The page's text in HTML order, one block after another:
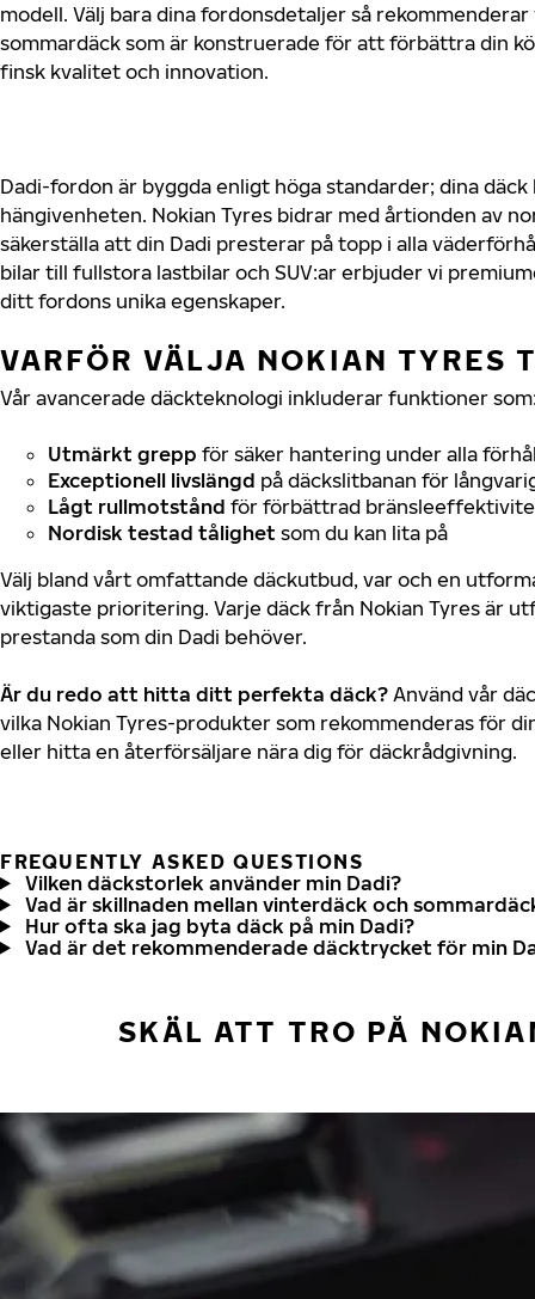
modell. Välj bara dina fordonsdetaljer så
sommardäck som är konstruerade för att förbättra din
finsk kvalitet och innovation.
Dadi-fordon är byggda enligt höga standarder; dina
hängivenheten. Nokian Tyres bidrar med årtionden av
säkerställa att din Dadi presterar på topp i alla
bilar till fullstora lastbilar och SUV:ar erbjuder vi
ditt fordons unika egenskaper.
VARFÖR VÄLJA NOKIAN TYRES
Vår avancerade däckteknologi inkluderar funktioner
Utmärkt grepp för säker hantering under alla
Exceptionell livslängd på däckslitbanan för
Lågt rullmotstånd för förbättrad
Nordisk testad tålighet som du kan lita på
Välj bland vårt omfattande däckutbud, var och en
viktigaste prioritering. Varje däck från Nokian Tyres är
prestanda som din Dadi behöver.
Är du redo att hitta ditt perfekta däck? Använd vår
vilka Nokian Tyres-produkter som rekommenderas för
eller hitta en återförsäljare nära dig för däckrådgivning.
FREQUENTLY ASKED QUESTIONS
Vilken däckstorlek använder min Dadi?
Vad är skillnaden mellan vinterdäck och
Hur ofta ska jag byta däck på min Dadi?
Vad är det rekommenderade däcktrycket för min
SKÄL ATT TRO PÅ